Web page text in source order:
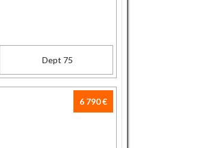
Dept 75
6 790 €